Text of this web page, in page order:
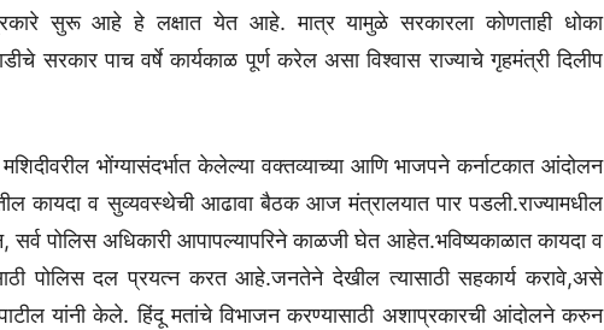
सुरू आहे हे लक्षात येत आहे. मात्र यामुळे सरकारला कोणताही धोका
सरकार पाच वर्षे कार्यकाळ पूर्ण करेल असा विश्वास राज्याचे गृहमंत्री दिलीप
भोंग्यासंदर्भात केलेल्या वक्तव्याच्या आणि भाजपने कर्नाटकात आंदोलन
कायदा व सुव्यवस्थेची आढावा बैठक आज मंत्रालयात पार पडली.राज्यामधील
सर्व पोलिस अधिकारी आपापल्यापरिने काळजी घेत आहेत.भविष्यकाळात कायदा व
पोलिस दल प्रयत्न करत आहे.जनतेने देखील त्यासाठी सहकार्य करावे,असे
यांनी केले. हिंदू मतांचे विभाजन करण्यासाठी अशाप्रकारची आंदोलने करुन